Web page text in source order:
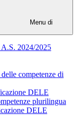
Menu di
2024/2025
competenze di
DELE
plurilingua
DELE